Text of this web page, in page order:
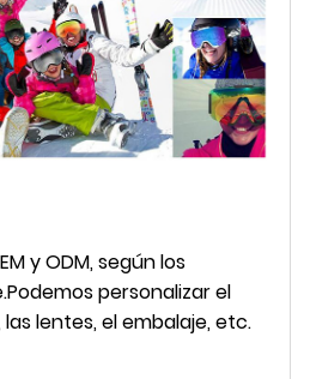
y ODM, según los
Podemos personalizar el
lentes, el embalaje, etc.